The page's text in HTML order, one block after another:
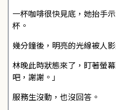
一杯咖啡很快見底，她抬手
杯。
幾分鐘後，明亮的光線被人
林晚此時狀態來了，盯著螢
吧，謝謝。」
服務生沒動，也沒回答。